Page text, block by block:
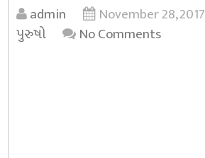
admin November 28, 2017
પુરુષો
No Comments